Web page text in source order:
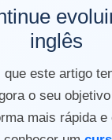
inglês
que este artigo
o seu
mais rápida e